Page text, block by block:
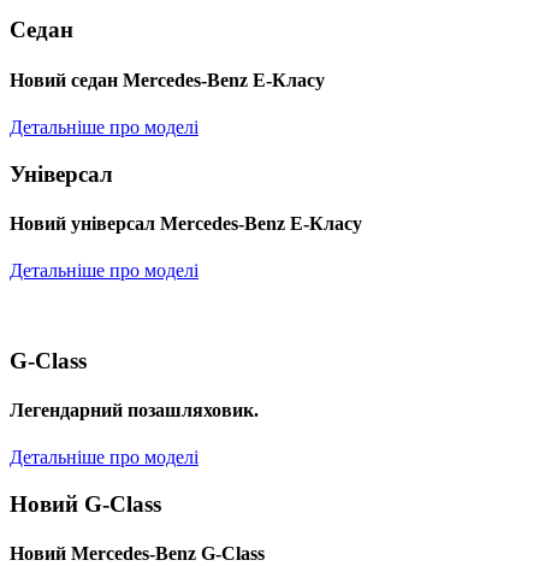
Седан
Новий седан Mercedes-Benz Е-Класу
Детальніше про моделі
Універсал
Новий універсал Mercedes-Benz E-Класу
Детальніше про моделі
G-Class
Легендарний позашляховик.
Детальніше про моделі
Новий G-Class
Новий Mercedes-Benz G-Class